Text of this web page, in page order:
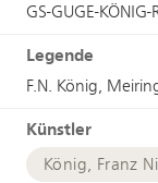
GS-GUGE-KÖNIG-
Legende
F.N. König,
Künstler
König, Franz